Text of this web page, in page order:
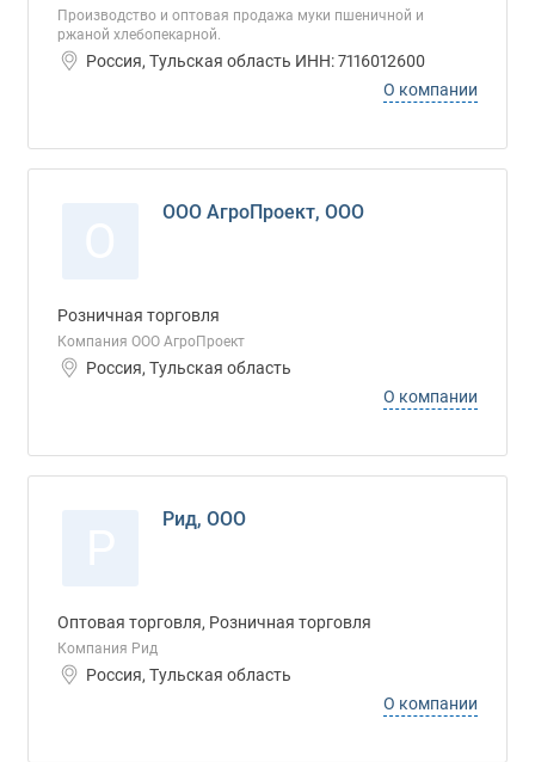
Производство и оптовая продажа муки пшеничной и
ржаной хлебопекарной.
Россия, Тульская область ИНН: 7116012600
О компании
ООО АгроПроект, ООО
Розничная торговля
Компания ООО АгроПроект
Россия, Тульская область
О компании
Рид, ООО
Оптовая торговля, Розничная торговля
Компания Рид
Россия, Тульская область
О компании